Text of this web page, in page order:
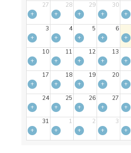
27
28 29 30
+
+ + + +
3
4 5 6
+
+ + + +
10
11 12 13
+
+ + + +
17
18 19 20
+
+ + + +
24
25 26 27
+
+ + + +
31
1 2 3
+
+ + + +